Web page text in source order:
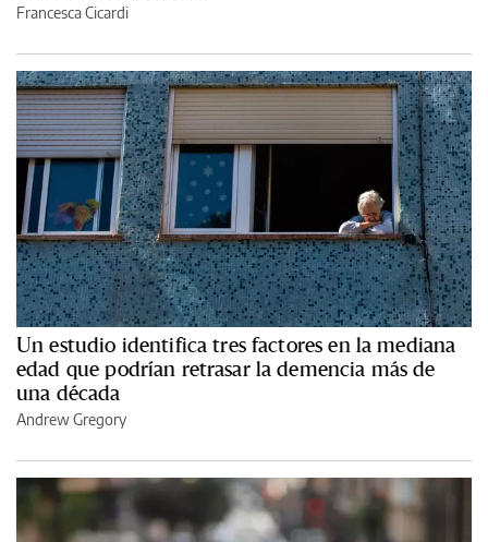
Francesca Cicardi
Un estudio identifica tres factores en la mediana
edad que podrían retrasar la demencia más de
una década
Andrew Gregory